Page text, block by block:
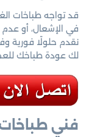
قد تواجه طباخات
في الإشعال، أو عدم
نقدم حلولًا فورية
لك عودة طباخك
فني